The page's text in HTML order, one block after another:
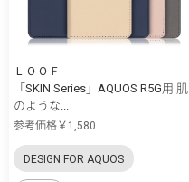
ＬＯＯＦ
「SKIN Series」AQUOS R5G用 肌
のような...
参考価格￥1,580
DESIGN FOR AQUOS